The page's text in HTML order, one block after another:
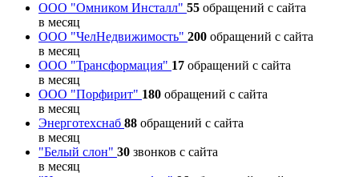
ООО "Омником Инсталл" 55 обращений с сайта
в месяц
ООО "ЧелНедвижимость" 200 обращений с сайта
в месяц
ООО "Трансформация" 17 обращений с сайта
в месяц
ООО "Порфирит" 180 обращений с сайта
в месяц
Энерготехснаб 88 обращений с сайта
в месяц
"Белый слон" 30 звонков с сайта
в месяц